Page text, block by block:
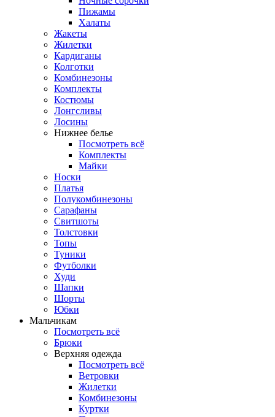
Пижамы
Халаты
Жакеты
Жилетки
Кардиганы
Колготки
Комбинезоны
Комплекты
Костюмы
Лонгсливы
Лосины
Нижнее белье
Посмотреть всё
Комплекты
Майки
Носки
Платья
Полукомбинезоны
Сарафаны
Свитшоты
Толстовки
Топы
Туники
Футболки
Худи
Шапки
Шорты
Юбки
Мальчикам
Посмотреть всё
Брюки
Верхняя одежда
Посмотреть всё
Ветровки
Жилетки
Комбинезоны
Куртки